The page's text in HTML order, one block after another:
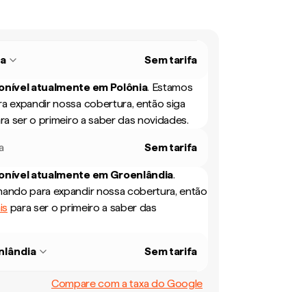
Sem tarifa
atualmente em Polônia. Estamos
expandir nossa cobertura, então siga
ser o primeiro a saber das novidades.
Sem tarifa
atualmente em Groenlândia.
para expandir nossa cobertura, então
para ser o primeiro a saber das
Sem tarifa
Compare com a taxa do Google